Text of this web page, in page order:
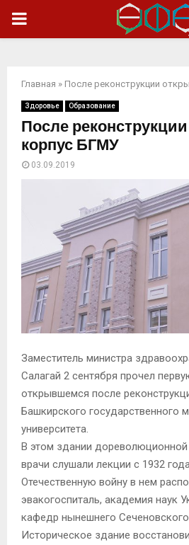
ОСНОВНОЕ
Главная » После реконструкции
Здоровье Образование
После
корпус БГМУ
03.09.2019
Заместитель министра
Салагай 2 сентября прочел
открывшемся после
Башкирского государственного
университета.
В этом здании
врачи слушали лекции с 1932
Отечественную войну в нем
эвакогоспиталь, академия наук
кафедр нынешнего Сеченовского
Историческое здание